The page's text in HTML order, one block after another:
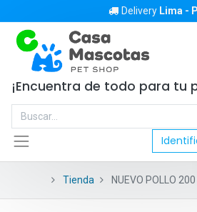
Delivery Lima -
¡Encuentra de todo para tu
Tienda NUEVO POLLO 200